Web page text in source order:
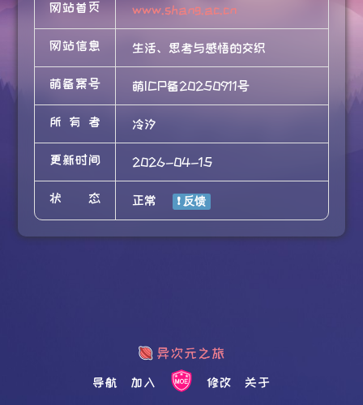
网站首页 www.shang.ac.cn
网站信息 生活、思考与感悟的交织
萌备案号 萌ICP备20250911号
所有者 冷汐
更新时间 2026-04-15
状态 正常
导航 加入 修改 关于